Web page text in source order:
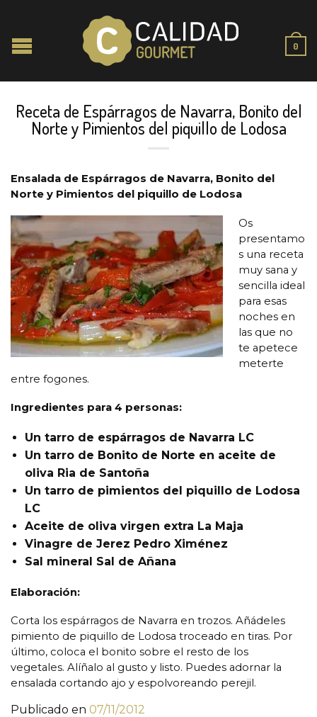
0
Receta de Espárragos de Navarra, Bonito del
Norte y Pimientos del piquillo de Lodosa
Ensalada de Espárragos de Navarra, Bonito del
Norte y Pimientos del piquillo de Lodosa
Os
presentamo
s una receta
muy sana y
sencilla ideal
para esas
noches en
las que no
te apetece
meterte
entre fogones.
Ingredientes para 4 personas:
Un tarro de espárragos de Navarra LC
Un tarro de Bonito de Norte en aceite de
oliva Ria de Santoña
Un tarro de pimientos del piquillo de Lodosa
LC
Aceite de oliva virgen extra La Maja
Vinagre de Jerez Pedro Ximénez
Sal mineral Sal de Añana
Elaboración:
Corta los espárragos de Navarra en trozos. Añádeles
pimiento de piquillo de Lodosa troceado en tiras. Por
último, coloca el bonito sobre el resto de los
vegetales. Alíñalo al gusto y listo. Puedes adornar la
ensalada cortando ajo y espolvoreando perejil.
Publicado en 07/11/2012